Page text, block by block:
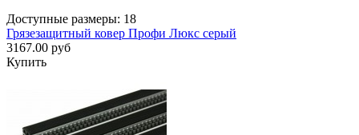
Доступные размеры: 18
Грязезащитный ковер Профи Люкс серый
3167.00 руб
Купить